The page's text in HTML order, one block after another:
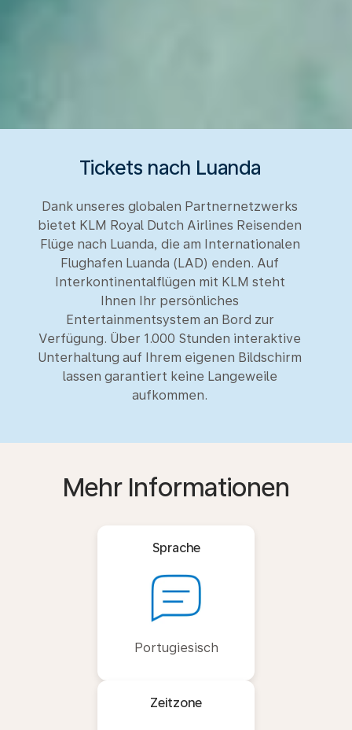
Tickets nach Luanda
Dank unseres globalen Partnernetzwerks
bietet KLM Royal Dutch Airlines Reisenden
Flüge nach Luanda, die am Internationalen
Flughafen Luanda (LAD) enden. Auf
Interkontinentalflügen mit KLM steht
Ihnen Ihr persönliches
Entertainmentsystem an Bord zur
Verfügung. Über 1.000 Stunden interaktive
Unterhaltung auf Ihrem eigenen Bildschirm
lassen garantiert keine Langeweile
aufkommen.
Mehr Informationen
Sprache
Portugiesisch
Zeitzone